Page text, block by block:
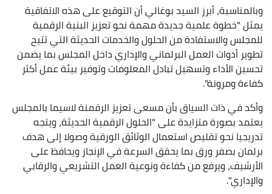
وبالمناسبة، أبرز السيد بوغالي أن التوقيع على هذه الاتفاقية
يمثل "خطوة علمية جديدة مهمة نحو تعزيز البنية الرقمية
للمجلس والاستفادة من الحلول والخدمات الحديثة التي تتيح
تطوير أدوات العمل البرلماني والإداري داخل المجلس بما يضمن
تحسين الأداء وتسهيل تبادل المعلومات وتوفير بيئة عمل أكثر
كفاءة ومرونة".
وأكد في ذات السياق بأن مسعى تعزيز الرقمنة لاسيما بالمجلس
يعتمد بصورة متزايدة على "الحلول الرقمية الحديثة، ويتجه
تدريجيا نحو تقليص استعمال الوثائق الورقية وصولا إلى هدف
برلمان بصفر ورق بما يحقق السرعة في الإنجاز ويحافظ على
الأرشيف، ويرفع من كفاءة ونوعية العمل التشريعي والرقابي
والإداري".